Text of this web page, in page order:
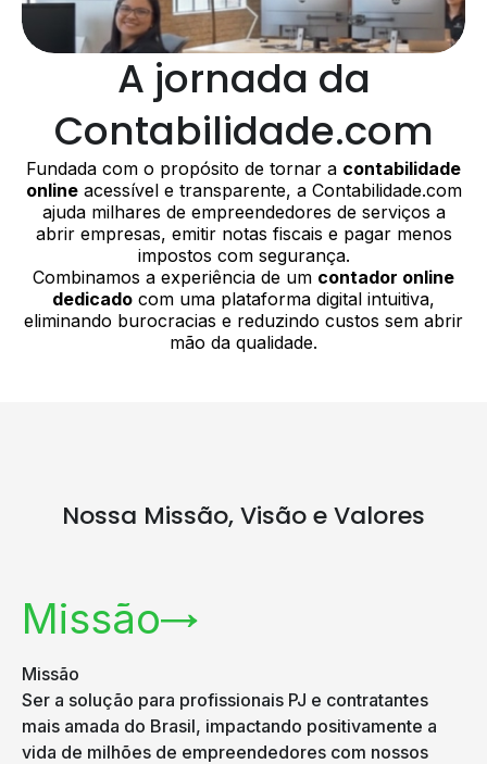
A jornada da
Contabilidade.com
Fundada com o propósito de tornar a contabilidade
onlineacessível e transparente, a Contabilidade.com
ajuda milhares de empreendedores de serviços a
abrir empresas, emitir notas fiscais e pagar menos
impostos com segurança.
Combinamos a experiência de um contador online
dedicado com uma plataforma digital intuitiva,
eliminando burocracias e reduzindo custos sem abrir
mão da qualidade.
Nossa Missão,Visão e Valores
Missão
Missão
Ser a solução para profissionais PJ e contratantes
mais amada do Brasil, impactando positivamente a
vida de milhões de empreendedores com nossos